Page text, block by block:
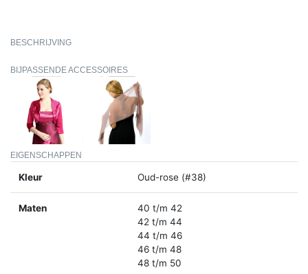
BESCHRIJVING
BIJPASSENDE ACCESSOIRES
EIGENSCHAPPEN
Kleur Oud-rose (#38)
Maten
40 t/m 42
42 t/m 44
44 t/m 46
46 t/m 48
48 t/m 50